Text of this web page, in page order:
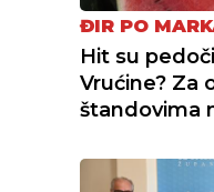
ĐIR PO
Hit su
Vrućine? Za
štandovima